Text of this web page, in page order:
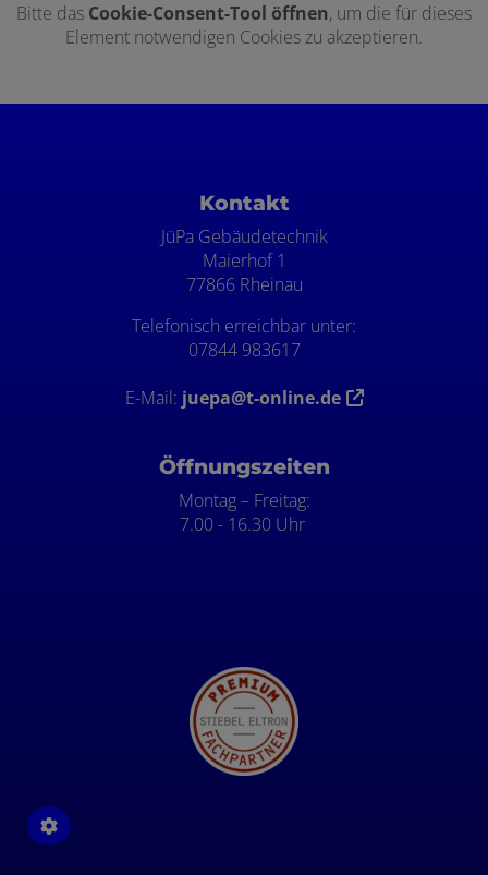
Bitte das Cookie-Consent-Tool öffnen, um die für dieses
Element notwendigen Cookies zu akzeptieren.
Kontakt
JüPa Gebäudetechnik
Maierhof 1
77866 Rheinau
Telefonisch erreichbar unter:
07844 983617
E-Mail: juepa@t-online.de
Öffnungszeiten
Montag – Freitag:
7.00 - 16.30 Uhr